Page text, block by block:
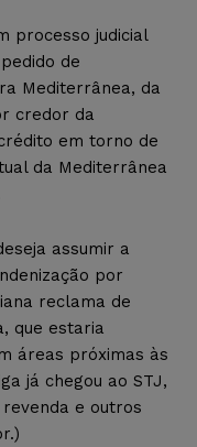
processo judicial
de
Mediterrânea, da
credor da
em torno de
da Mediterrânea
assumir a
por
reclama de
que estaria
áreas próximas às
já chegou ao STJ,
e outros